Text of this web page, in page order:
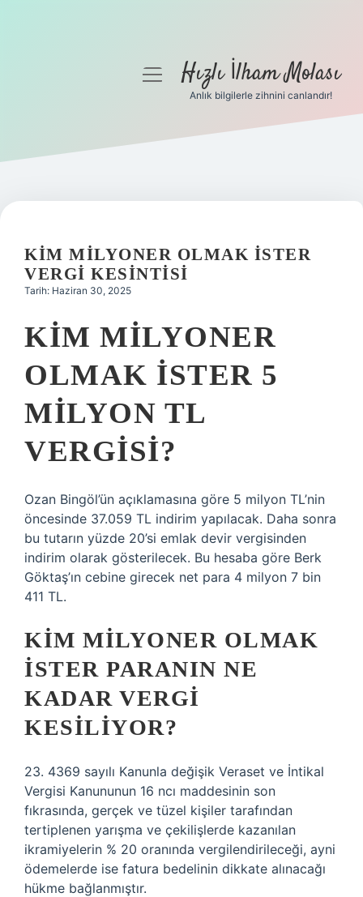
Gizlilik Politikası
Yasal Uyarı
menüyüHızlı İlham Molası
Anlık bilgilerle zihnini canlandır!
KIM MILYONER OLMAK İSTER
VERGI KESINTISI
Tarih: Haziran 30, 2025
KIM MILYONER
OLMAK İSTER 5
MILYON TL
VERGISI?
Ozan Bingöl’ün açıklamasına göre 5 milyon TL’nin
öncesinde 37.059 TL indirim yapılacak. Daha sonra
bu tutarın yüzde 20’si emlak devir vergisinden
indirim olarak gösterilecek. Bu hesaba göre Berk
Göktaş’ın cebine girecek net para 4 milyon 7 bin
411 TL.
KIM MILYONER OLMAK
İSTER PARANIN NE
KADAR VERGI
KESILIYOR?
23. 4369 sayılı Kanunla değişik Veraset ve İntikal
Vergisi Kanununun 16 ncı maddesinin son
fıkrasında, gerçek ve tüzel kişiler tarafından
tertiplenen yarışma ve çekilişlerde kazanılan
ikramiyelerin % 20 oranında vergilendirileceği, ayni
ödemelerde ise fatura bedelinin dikkate alınacağı
hükme bağlanmıştır.